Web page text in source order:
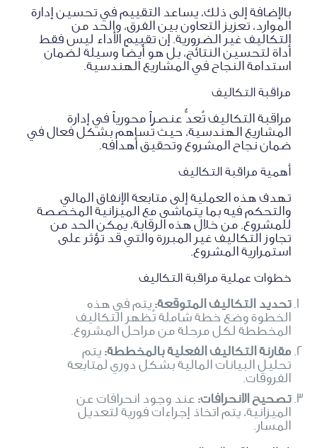
بالإضافة إلى ذلك، يساعد التقييم في تحسين إدارة
الموارد، تعزيز التعاون بين الفرق، والحد من
التكاليف غير الضرورية. إن تقييم الأداء ليس فقط
أداة لتحسين النتائج، بل هو أيضًا وسيلة لضمان
استدامة النجاح في المشاريع الهندسية.
مراقبة التكاليف
مراقبة التكاليف تُعدُّ عنصراً محورياً في إدارة
المشاريع الهندسية، حيث تُساهم بشكل فعال في
ضمان نجاح المشروع وتحقيق أهدافه.
أهمية مراقبة التكاليف
تهدف هذه العملية إلى متابعة الإنفاق المالي
والتحكم فيه بما يتماشى مع الميزانية المخصصة
للمشروع. من خلال هذه الرقابة، يمكن الحد من
تجاوز التكاليف غير المبررة والتي قد تؤثر على
استمرارية المشروع.
خطوات عملية مراقبة التكاليف
تحديد التكاليف المتوقعة: يتم في هذه
الخطوة وضع خطة شاملة تُظهر التكاليف
المخططة لكل مرحلة من مراحل المشروع.
مقارنة التكاليف الفعلية بالمخططة: يتم
تحليل البيانات المالية بشكل دوري لمتابعة
الفروقات.
تصحيح الانحرافات: عند وجود انحرافات عن
الميزانية، يتم اتخاذ إجراءات فورية لتعديل
المسار.